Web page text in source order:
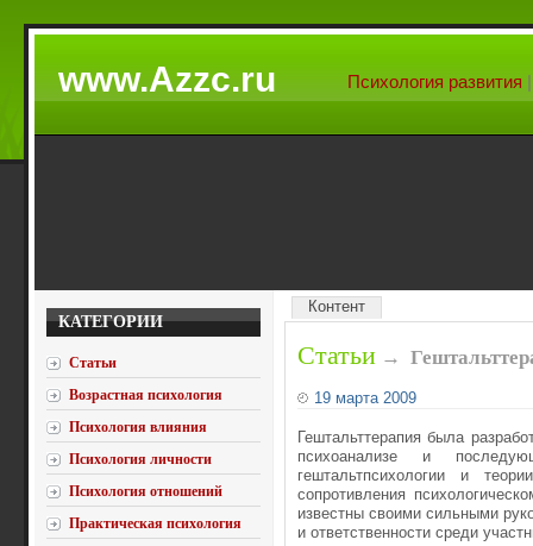
www.Azzc.ru Психология развития
КАТЕГОРИИ
Статьи
Возрастная психология
Психология влияния
Психология личности
Психология отношений
Практическая психология
Контент
Статьи →
19 марта 2009
Гештальттерапия была
психоанализе и
гештальтпсихологии и
сопротивления
известны своими сильными
и ответственности среди